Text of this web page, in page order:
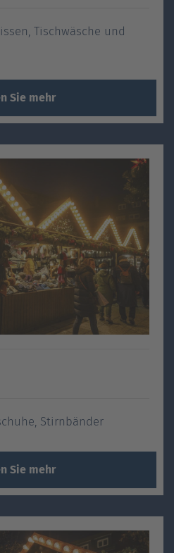
Tischwäsche und
Sie mehr
Stirnbänder
Sie mehr